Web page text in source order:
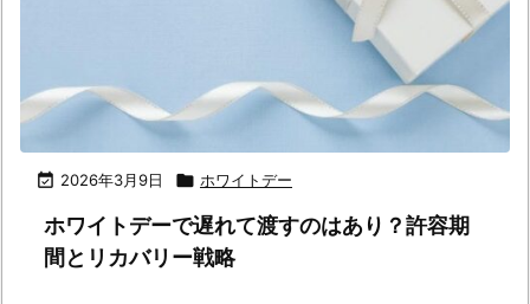
 2026年3月9日  ホワイトデー
ホワイトデーで遅れて渡すのはあり？許容期
間とリカバリー戦略